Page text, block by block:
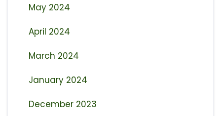
May 2024
April 2024
March 2024
January 2024
December 2023